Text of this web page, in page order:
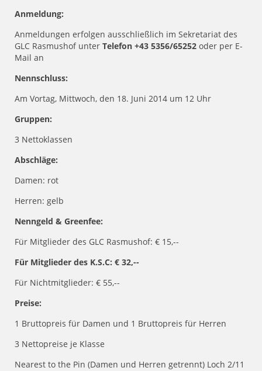
Anmeldung:
Anmeldungen erfolgen ausschließlich im Sekretariat des
GLC Rasmushof unter Telefon +43 5356/65252 oder per E-
Mail an
Nennschluss:
Am Vortag, Mittwoch, den 18. Juni 2014 um 12 Uhr
Gruppen:
3 Nettoklassen
Abschläge:
Damen: rot
Herren: gelb
Nenngeld & Greenfee:
Für Mitglieder des GLC Rasmushof: € 15,--
Für Mitglieder des K.S.C: € 32,--
Für Nichtmitglieder: € 55,--
Preise:
1 Bruttopreis für Damen und 1 Bruttopreis für Herren
3 Nettopreise je Klasse
Nearest to the Pin (Damen und Herren getrennt) Loch 2/11